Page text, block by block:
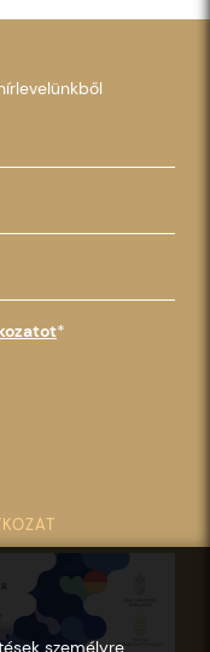
*
személyre